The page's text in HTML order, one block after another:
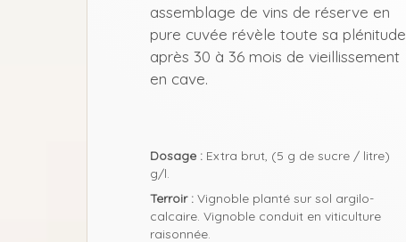
assemblage de vins de réserve en
pure cuvée révèle toute sa plénitude
après 30 à 36 mois de vieillissement
en cave.
Dosage : Extra brut, (5 g de sucre / litre)
g/l.
Terroir : Vignoble planté sur sol argilo-
calcaire. Vignoble conduit en viticulture
raisonnée.